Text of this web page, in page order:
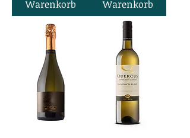
Warenkorb
Warenkorb